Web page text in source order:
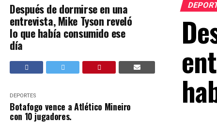
Después de dormirse en una
entrevista, Mike Tyson reveló
lo que había consumido ese
día
DEPORTES
Botafogo vence a Atlético Mineiro
con 10 jugadores.